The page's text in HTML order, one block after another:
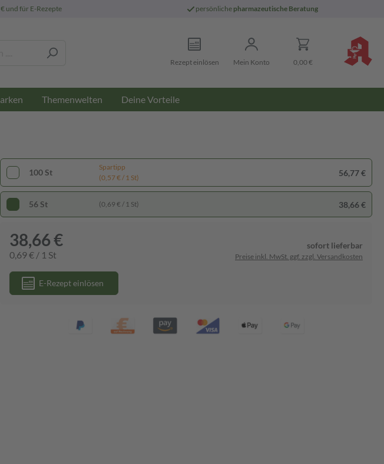
und für E-Rezepte persönliche pharmazeutische Beratung
Rezept einlösen Mein Konto 0,00 €
Themenwelten Deine Vorteile
100 St
Spartipp
(0,57 € / 1 St)
56,77 €
56 St (0,69 € / 1 St) 38,66 €
38,66 €
0,69 € / 1 St
sofort lieferbar
Preise inkl. MwSt. ggf. zzgl. Versandkosten
E-Rezept einlösen